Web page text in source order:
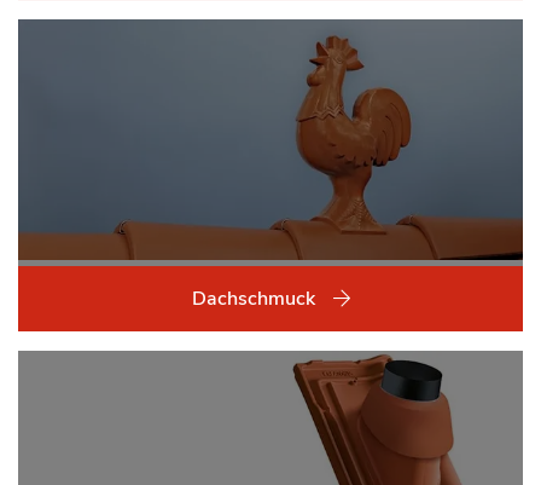
Dachschmuck